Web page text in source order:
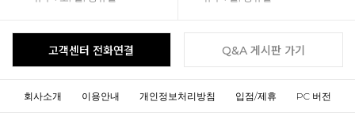
고객센터 전화연결 Q&A 게시판 가기
회사소개 이용안내 개인정보처리방침 입점/제휴 PC 버전